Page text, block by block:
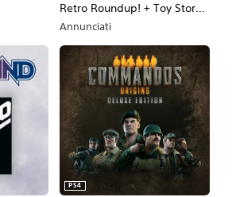
Retro Roundup! + Toy Story 3
Complete Edition Double
Annunciati
PS4